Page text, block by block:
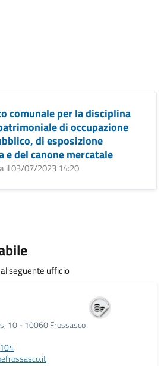
comunale per la disciplina
di occupazione
di esposizione
e del canone mercatale
il 03/07/2023 14:20
seguente ufficio
10 - 10060 Frossasco